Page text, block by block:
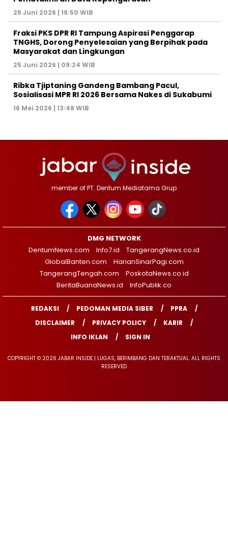
25 Juni 2026 | 19:50 WIB
‎Fraksi PKS DPR RI Tampung Aspirasi Penggarap
TNGHS, Dorong Penyelesaian yang Berpihak pada
Masyarakat dan Lingkungan‎
25 Juni 2026 | 09:24 WIB
Ribka Tjiptaning Gandeng Bambang Pacul,
Sosialisasi MPR RI 2026 Bersama Nakes di Sukabumi
16 Mei 2026 | 13:48 WIB
member of PT. Dentum Mediatama Grup
DMG NETWORK
DentumNews.com
Info7.id
TangerangNews.co.id
GlobalBanten.com
HarianSinarPagi.com
TangerangTengah.com
PoskotaNews.co.id
BeritaBuanaNews.id
InfoPublik.co
REDAKSI PEDOMAN MEDIA SIBER
PPRA
DISCLAIMER
PRIVACY POLICY
KARIR
INFO IKLAN
SIGN IN
COPYRIGHT © 2026 JABAR INSIDE | LUGAS, BERIMBANG DAN TERAKTUAL. ALL RIGHTS
RESERVED